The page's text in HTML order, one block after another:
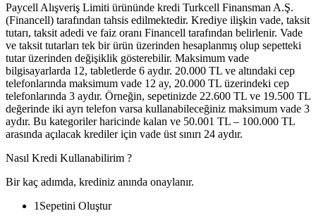
Paycell Alışveriş Limiti ürününde kredi Turkcell Finansman A.Ş.
(Financell) tarafından tahsis edilmektedir. Krediye ilişkin vade, taksit
tutarı, taksit adedi ve faiz oranı Financell tarafından belirlenir. Vade
ve taksit tutarları tek bir ürün üzerinden hesaplanmış olup sepetteki
tutar üzerinden değişiklik gösterebilir. Maksimum vade
bilgisayarlarda 12, tabletlerde 6 aydır. 20.000 TL ve altındaki cep
telefonlarında maksimum vade 12 ay, 20.000 TL üzerindeki cep
telefonlarında 3 aydır. Örneğin, sepetinizde 22.600 TL ve 19.500 TL
değerinde iki ayrı telefon varsa kullanabileceğiniz maksimum vade 3
aydır. Bu kategoriler haricinde kalan ve 50.001 TL – 100.000 TL
arasında açılacak krediler için vade üst sınırı 24 aydır.
Nasıl Kredi Kullanabilirim ?
Bir kaç adımda, krediniz anında onaylanır.
1 Sepetini Oluştur